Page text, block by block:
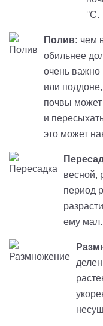
°С.
Полив: чем
обильнее
очень важно
или
почвы может
и
это может
весной,
период
ему мал.